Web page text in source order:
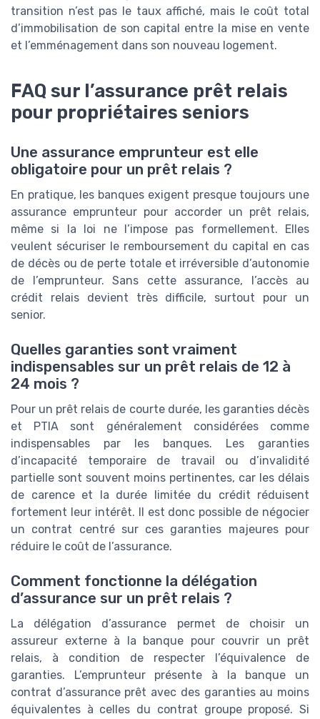
transition n’est pas le taux affiché, mais le coût total
d’immobilisation de son capital entre la mise en vente
et l’emménagement dans son nouveau logement.
FAQ sur l’assurance prêt relais
pour propriétaires seniors
Une assurance emprunteur est elle
obligatoire pour un prêt relais ?
En pratique, les banques exigent presque toujours une
assurance emprunteur pour accorder un prêt relais,
même si la loi ne l’impose pas formellement. Elles
veulent sécuriser le remboursement du capital en cas
de décès ou de perte totale et irréversible d’autonomie
de l’emprunteur. Sans cette assurance, l’accès au
crédit relais devient très difficile, surtout pour un
senior.
Quelles garanties sont vraiment
indispensables sur un prêt relais de 12 à
24 mois ?
Pour un prêt relais de courte durée, les garanties décès
et PTIA sont généralement considérées comme
indispensables par les banques. Les garanties
d’incapacité temporaire de travail ou d’invalidité
partielle sont souvent moins pertinentes, car les délais
de carence et la durée limitée du crédit réduisent
fortement leur intérêt. Il est donc possible de négocier
un contrat centré sur ces garanties majeures pour
réduire le coût de l’assurance.
Comment fonctionne la délégation
d’assurance sur un prêt relais ?
La délégation d’assurance permet de choisir un
assureur externe à la banque pour couvrir un prêt
relais, à condition de respecter l’équivalence de
garanties. L’emprunteur présente à la banque un
contrat d’assurance prêt avec des garanties au moins
équivalentes à celles du contrat groupe proposé. Si